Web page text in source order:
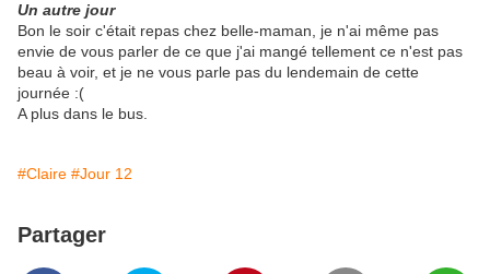
Un autre jour
Bon le soir c'était repas chez belle-maman, je n'ai même pas
envie de vous parler de ce que j'ai mangé tellement ce n'est pas
beau à voir, et je ne vous parle pas du lendemain de cette
journée :(
A plus dans le bus.
#Claire #Jour 12
Partager